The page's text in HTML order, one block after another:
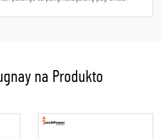
na Produkto